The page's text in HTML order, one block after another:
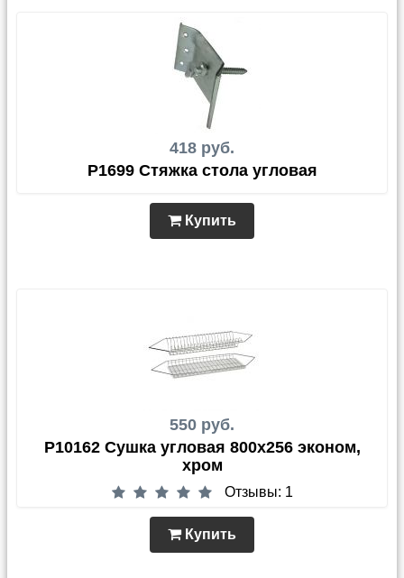
418 руб.
P1699 Стяжка стола угловая
Купить
550 руб.
P10162 Сушка угловая 800х256 эконом,
хром
Отзывы: 1
Купить